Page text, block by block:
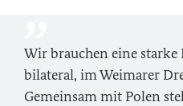
Wir brauchen eine
bilateral, im Weimarer
Gemeinsam mit Polen